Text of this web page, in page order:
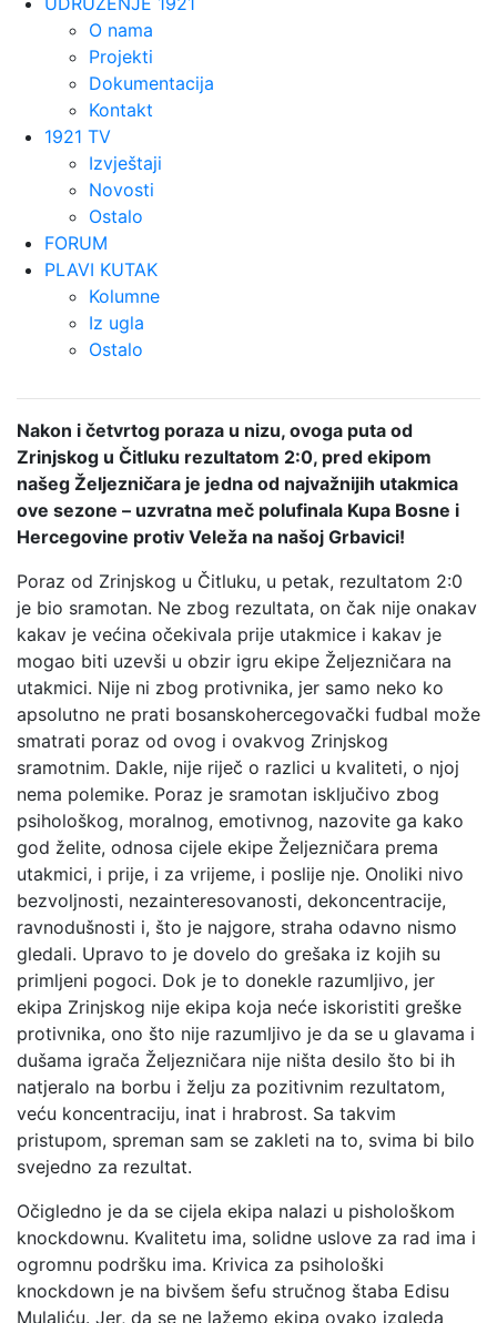
O nama
Projekti
Dokumentacija
Kontakt
1921 TV
Izvještaji
Novosti
Ostalo
FORUM
PLAVI KUTAK
Kolumne
Iz ugla
Ostalo
Nakon i četvrtog poraza u nizu, ovoga puta od
Zrinjskog u Čitluku rezultatom 2:0, pred ekipom
našeg Željezničara je jedna od najvažnijih utakmica
ove sezone – uzvratna meč polufinala Kupa Bosne i
Hercegovine protiv Veleža na našoj Grbavici!
Poraz od Zrinjskog u Čitluku, u petak, rezultatom 2:0
je bio sramotan. Ne zbog rezultata, on čak nije onakav
kakav je većina očekivala prije utakmice i kakav je
mogao biti uzevši u obzir igru ekipe Željezničara na
utakmici. Nije ni zbog protivnika, jer samo neko ko
apsolutno ne prati bosanskohercegovački fudbal može
smatrati poraz od ovog i ovakvog Zrinjskog
sramotnim. Dakle, nije riječ o razlici u kvaliteti, o njoj
nema polemike. Poraz je sramotan isključivo zbog
psihološkog, moralnog, emotivnog, nazovite ga kako
god želite, odnosa cijele ekipe Željezničara prema
utakmici, i prije, i za vrijeme, i poslije nje. Onoliki nivo
bezvoljnosti, nezainteresovanosti, dekoncentracije,
ravnodušnosti i, što je najgore, straha odavno nismo
gledali. Upravo to je dovelo do grešaka iz kojih su
primljeni pogoci. Dok je to donekle razumljivo, jer
ekipa Zrinjskog nije ekipa koja neće iskoristiti greške
protivnika, ono što nije razumljivo je da se u glavama i
dušama igrača Željezničara nije ništa desilo što bi ih
natjeralo na borbu i želju za pozitivnim rezultatom,
veću koncentraciju, inat i hrabrost. Sa takvim
pristupom, spreman sam se zakleti na to, svima bi bilo
svejedno za rezultat.
Očigledno je da se cijela ekipa nalazi u pishološkom
knockdownu. Kvalitetu ima, solidne uslove za rad ima i
ogromnu podršku ima. Krivica za psihološki
knockdown je na bivšem šefu stručnog štaba Edisu
Mulaliću. Jer, da se ne lažemo ekipa ovako izgleda